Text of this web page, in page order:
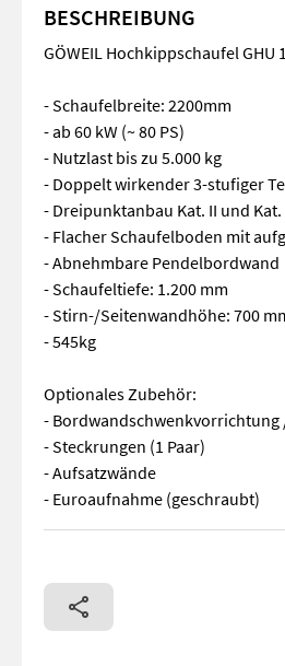
BESCHREIBUNG
GÖWEIL Hochkippschaufel GHU
- Schaufelbreite: 2200mm
- ab 60 kW (~ 80 PS)
- Nutzlast bis zu 5.000 kg
- Doppelt wirkender 3-stufiger
- Dreipunktanbau Kat. II und Kat.
- Flacher Schaufelboden mit
- Abnehmbare Pendelbordwand
- Schaufeltiefe: 1.200 mm
- Stirn-/Seitenwandhöhe: 700
- 545kg
Optionales Zubehör:
-
- Steckrungen (1 Paar)
- Aufsatzwände
- Euroaufnahme (geschraubt)
GÖWEIL Hochkippschaufel